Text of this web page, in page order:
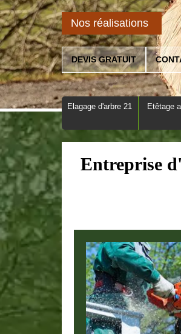
Nos réalisations
DEVIS GRATUIT
Elagage d'arbre 21 Etêtage
Entreprise